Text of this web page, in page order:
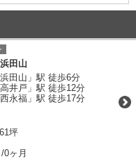
田山
田山」駅 徒歩6分
井戸」駅 徒歩12分
永福」駅 徒歩17分
坪
0ヶ月